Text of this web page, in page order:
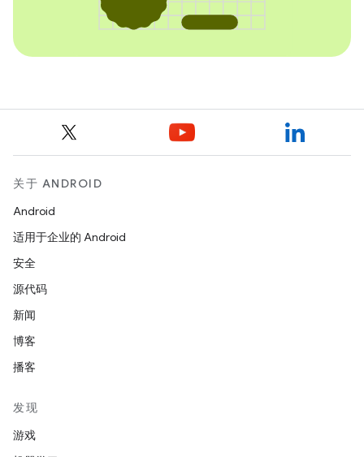
关于 ANDROID
Android
适用于企业的 Android
安全
源代码
新闻
博客
播客
发现
游戏